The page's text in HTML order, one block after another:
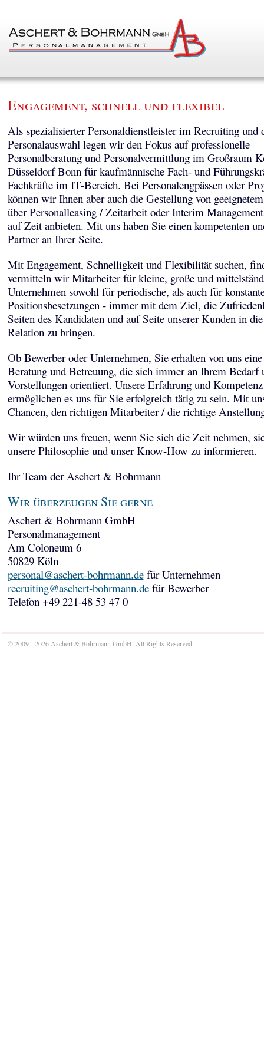
Engagement, schnell und flexibel
Als spezialisierter Personaldienstleister im Recruiting und
Personalauswahl legen wir den Fokus auf professionelle
Personalberatung und Personalvermittlung im Großraum
Düsseldorf Bonn für kaufmännische Fach- und
Fachkräfte im IT-Bereich. Bei Personalengpässen oder
können wir Ihnen aber auch die Gestellung von
über Personalleasing / Zeitarbeit oder Interim
auf Zeit anbieten. Mit uns haben Sie einen kompetenten
Partner an Ihrer Seite.
Mit Engagement, Schnelligkeit und Flexibilität suchen,
vermitteln wir Mitarbeiter für kleine, große und
Unternehmen sowohl für periodische, als auch für
Positionsbesetzungen - immer mit dem Ziel, die
Seiten des Kandidaten und auf Seite unserer Kunden in
Relation zu bringen.
Ob Bewerber oder Unternehmen, Sie erhalten von uns
Beratung und Betreuung, die sich immer an Ihrem Bedarf
Vorstellungen orientiert. Unsere Erfahrung und Kompetenz
ermöglichen es uns für Sie erfolgreich tätig zu sein. Mit
Chancen, den richtigen Mitarbeiter / die richtige
Wir würden uns freuen, wenn Sie sich die Zeit nehmen,
unsere Philosophie und unser Know-How zu informieren.
Ihr Team der Aschert & Bohrmann
Wir überzeugen Sie gerne
Aschert & Bohrmann GmbH
Personalmanagement
Am Coloneum 6
50829 Köln
personal@aschert-bohrmann.defür Unternehmen
recruiting@aschert-bohrmann.defür Bewerber
Telefon +49 221-48 53 47 0
© 2009 - 2026 Aschert & Bohrmann GmbH. All Rights Reserved.